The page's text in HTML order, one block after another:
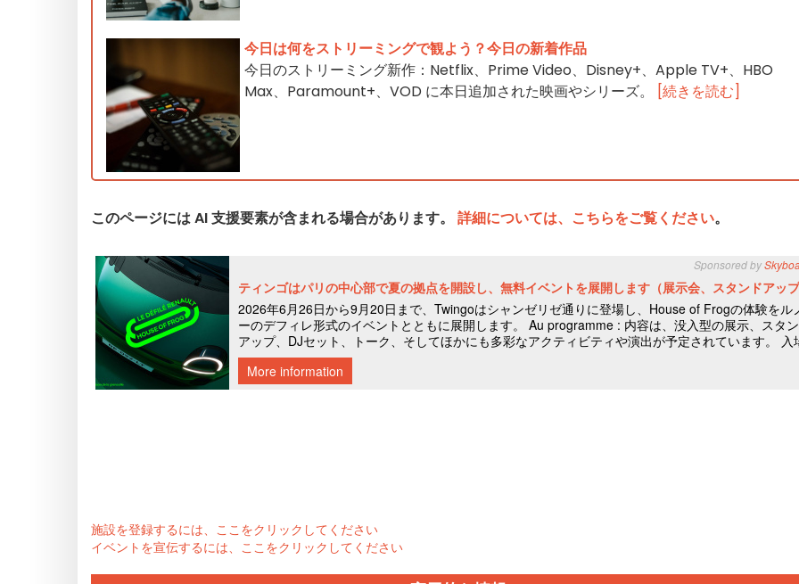
今日は何をストリーミングで観よう？今日の新着作品
今日のストリーミング新作：Netflix、Prime Video、Disney+、Apple TV+、HBO
Max、Paramount+、VOD に本日追加された映画やシリーズ。
[続きを読む]
このページには AI 支援要素が含まれる場合があります。 詳細については、こちらをご覧ください。
施設を登録するには、ここをクリックしてください
イベントを宣伝するには、ここをクリックしてください